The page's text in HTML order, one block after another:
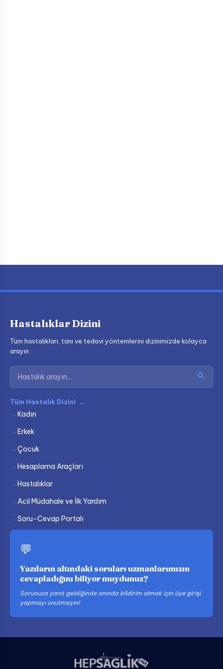
Hastalıklar Dizini
Tüm hastalıkları, tanı ve tedavi yöntemlerini dizinimizde kolayca
arayın.
Tüm Hastalık Dizini →
Kadın
Erkek
Çocuk
Hesaplama Araçları
Hastalıklar
Acil Müdahale ve İlk Yardım
Soru-Cevap Portalı
💬
Yazıların altındaki soruları uzmanlarımızın
cevapladığını biliyor muydunuz?
Sorunuza yanıt geldiğinde anında bildirim almak için üye girişi
yapmayı unutmayın!